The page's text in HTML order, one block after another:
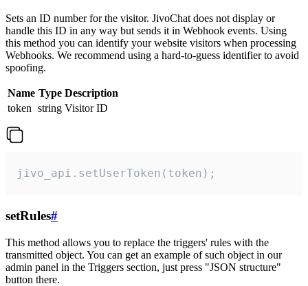
Sets an ID number for the visitor. JivoChat does not display or
handle this ID in any way but sends it in Webhook events. Using
this method you can identify your website visitors when processing
Webhooks. We recommend using a hard-to-guess identifier to avoid
spoofing.
Name Type Description
token string Visitor ID
jivo_api.setUserToken(token);
setRules#
This method allows you to replace the triggers' rules with the
transmitted object. You can get an example of such object in our
admin panel in the Triggers section, just press "JSON structure"
button there.